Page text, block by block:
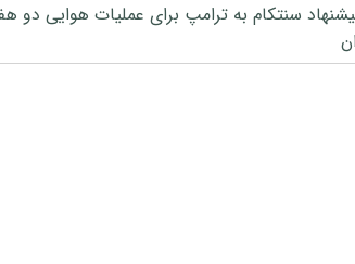
سنتکام به ترامپ برای عملیات هوایی دو